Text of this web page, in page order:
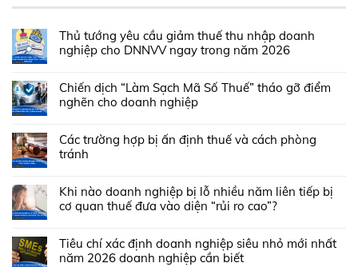
Thủ tướng yêu cầu giảm thuế thu nhập doanh
nghiệp cho DNNVV ngay trong năm 2026
Chiến dịch “Làm Sạch Mã Số Thuế” tháo gỡ điểm
nghẽn cho doanh nghiệp
Các trường hợp bị ấn định thuế và cách phòng
tránh
Khi nào doanh nghiệp bị lỗ nhiều năm liên tiếp bị
cơ quan thuế đưa vào diện “rủi ro cao”?
Tiêu chí xác định doanh nghiệp siêu nhỏ mới nhất
năm 2026 doanh nghiệp cần biết